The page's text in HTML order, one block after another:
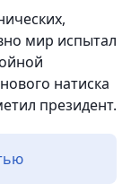
мир испытал
натиска
президент.